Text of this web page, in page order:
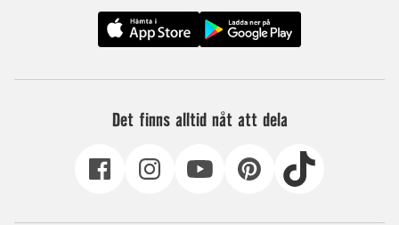
Det finns alltid nåt att dela